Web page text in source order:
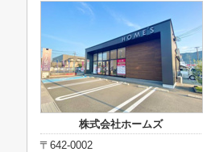
株式会社ホームズ
〒642-0002